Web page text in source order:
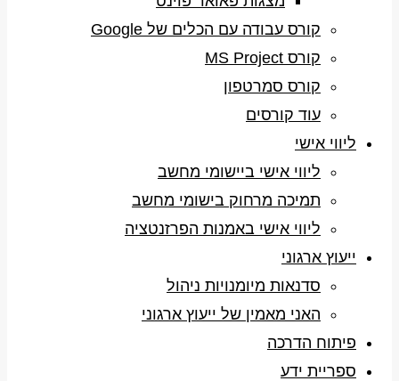
קורס עבודה עם הכלים של Google
קורס MS Project
קורס סמרטפון
עוד קורסים
ליווי אישי
ליווי אישי ביישומי מחשב
תמיכה מרחוק בישומי מחשב
ליווי אישי באמנות הפרזנטציה
ייעוץ ארגוני
סדנאות מיומנויות ניהול
האני מאמין של ייעוץ ארגוני
פיתוח הדרכה
ספריית ידע